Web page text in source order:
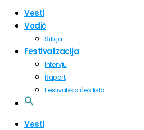
Vesti
Vodič
Srbija
Festivalizacija
Intervju
Raport
Festivalska ček lista
Vesti